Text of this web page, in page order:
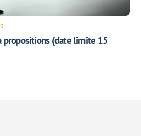
propositions (date limite 15